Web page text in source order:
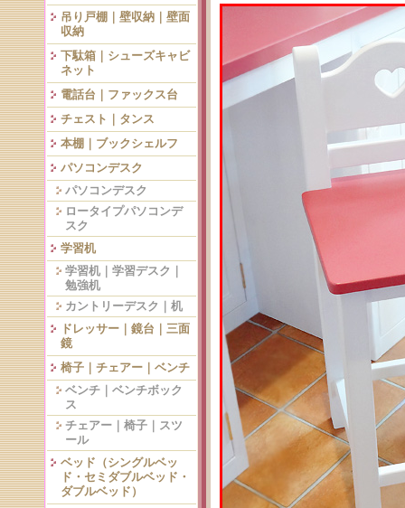
吊り戸棚｜壁収納｜壁面
収納
下駄箱｜シューズキャビ
ネット
電話台｜ファックス台
チェスト｜タンス
本棚｜ブックシェルフ
パソコンデスク
パソコンデスク
ロータイプパソコンデ
スク
学習机
学習机｜学習デスク｜
勉強机
カントリーデスク｜机
ドレッサー｜鏡台｜三面
鏡
椅子｜チェアー｜ベンチ
ベンチ｜ベンチボック
ス
チェアー｜椅子｜スツ
ール
ベッド（シングルベッ
ド・セミダブルベッド・
ダブルベッド）